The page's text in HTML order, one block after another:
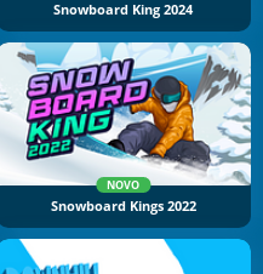
Snowboard King 2024
NOVO
Snowboard Kings 2022